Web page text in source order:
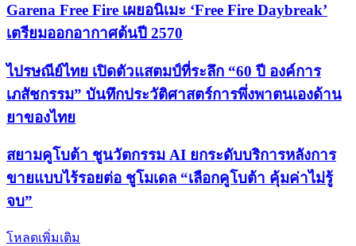
Garena Free Fire เผยอนิเมะ ‘Free Fire Daybreak’
เตรียมออกอากาศต้นปี 2570
ไปรษณีย์ไทย เปิดตัวแสตมป์ที่ระลึก “60 ปี องค์การ
เภสัชกรรม” บันทึกประวัติศาสตร์การพึ่งพาตนเองด้าน
ยาของไทย
สยามคูโบต้า ชูนวัตกรรม AI ยกระดับบริการหลังการ
ขายแบบไร้รอยต่อ ชูโมเดล “เลือกคูโบต้า คุ้มค่าไม่รู้
จบ”
โหลดเพิ่มเติม